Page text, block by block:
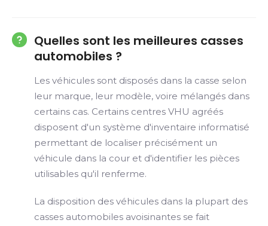
Quelles sont les meilleures casses
automobiles ?
Les véhicules sont disposés dans la casse selon
leur marque, leur modèle, voire mélangés dans
certains cas. Certains centres VHU agréés
disposent d'un système d'inventaire informatisé
permettant de localiser précisément un
véhicule dans la cour et d'identifier les pièces
utilisables qu'il renferme.
La disposition des véhicules dans la plupart des
casses automobiles avoisinantes se fait